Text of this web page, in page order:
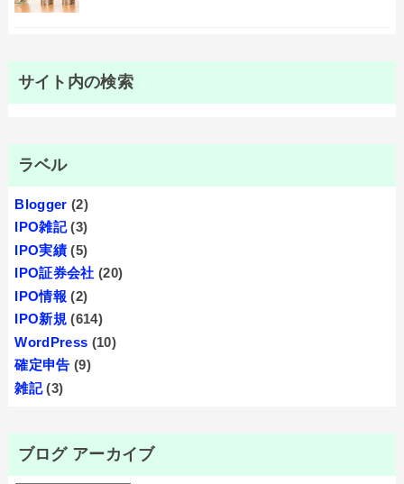
サイト内の検索
ラベル
Blogger (2)
IPO雑記 (3)
IPO実績 (5)
IPO証券会社 (20)
IPO情報 (2)
IPO新規 (614)
WordPress (10)
確定申告 (9)
雑記 (3)
ブログ アーカイブ